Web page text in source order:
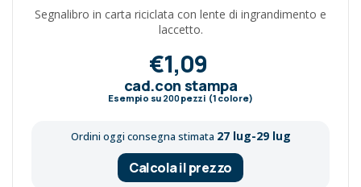
Segnalibro in carta riciclata con lente di ingrandimento e
laccetto.
€1,09
cad.con stampa
Esempio su 200pezzi (1 colore)
Ordini oggi consegna stimata 27 lug-29 lug
Calcola il prezzo